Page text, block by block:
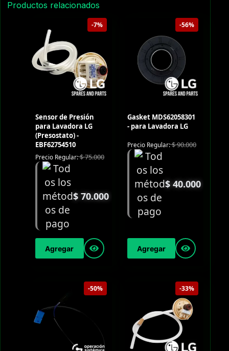
Productos relacionados
-7%
Sensor de Presión
para Lavadora LG
(Presostato) -
EBF62754510
Precio Regular:$75.000
$70.000
Agregar
-56%
Gasket MDS62058301
- para Lavadora LG
Precio Regular:$90.000
$40.000
Agregar
-50% -33%